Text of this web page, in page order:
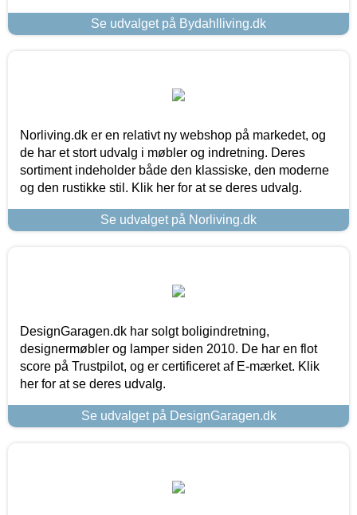
Se udvalget på Bydahlliving.dk
Norliving.dk er en relativt ny webshop på markedet, og
de har et stort udvalg i møbler og indretning. Deres
sortiment indeholder både den klassiske, den moderne
og den rustikke stil. Klik her for at se deres udvalg.
Se udvalget på Norliving.dk
DesignGaragen.dk har solgt boligindretning,
designermøbler og lamper siden 2010. De har en flot
score på Trustpilot, og er certificeret af E-mærket. Klik
her for at se deres udvalg.
Se udvalget på DesignGaragen.dk